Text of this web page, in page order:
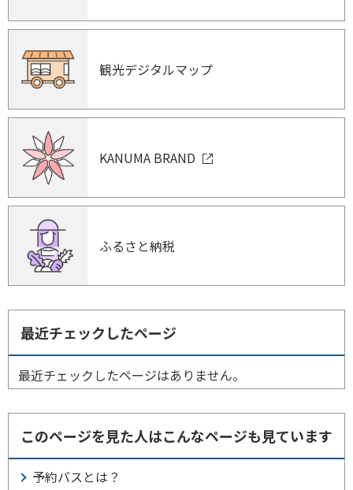
観光デジタルマップ
KANUMA BRAND
ふるさと納税
最近チェックしたページ
最近チェックしたページはありません。
このページを見た人はこんなページも見ています
予約バスとは？